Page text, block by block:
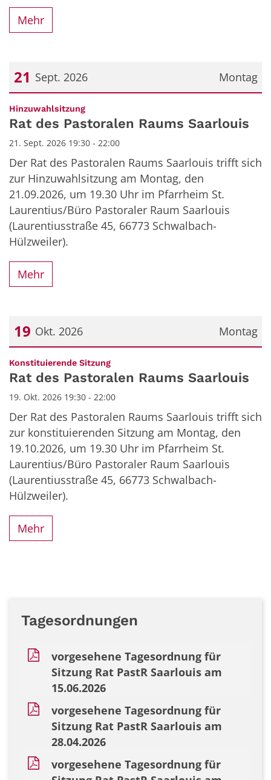
Mehr
Montag
21 Sept. 2026
Datum: 21. September 2026
Hinzuwahlsitzung:
Rat des Pastoralen Raums Saarlouis
21. Sept. 2026 19:30 - 22:00
Der Rat des Pastoralen Raums Saarlouis trifft sich
zur Hinzuwahlsitzung am Montag, den
21.09.2026, um 19.30 Uhr im Pfarrheim St.
Laurentius/Büro Pastoraler Raum Saarlouis
(Laurentiusstraße 45, 66773 Schwalbach-
Hülzweiler).
Mehr
Montag
19 Okt. 2026
Datum: 19. Oktober 2026
Konstituierende Sitzung:
Rat des Pastoralen Raums Saarlouis
19. Okt. 2026 19:30 - 22:00
Der Rat des Pastoralen Raums Saarlouis trifft sich
zur konstituierenden Sitzung am Montag, den
19.10.2026, um 19.30 Uhr im Pfarrheim St.
Laurentius/Büro Pastoraler Raum Saarlouis
(Laurentiusstraße 45, 66773 Schwalbach-
Hülzweiler).
Mehr
Tagesordnungen
vorgesehene Tagesordnung für
Sitzung Rat PastR Saarlouis am
15.06.2026
vorgesehene Tagesordnung für
Sitzung Rat PastR Saarlouis am
28.04.2026
vorgesehene Tagesordnung für